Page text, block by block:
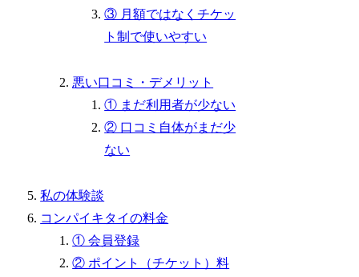
③ 月額ではなくチケッ
ト制で使いやすい
悪い口コミ・デメリット
① まだ利用者が少ない
② 口コミ自体がまだ少
ない
私の体験談
コンパイキタイの料金
① 会員登録
② ポイント（チケット）料